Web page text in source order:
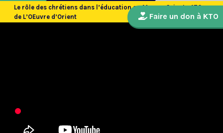
Le rôle des chrétiens dans l’éducation au Moyen-Orient - 170 ans
de L’OEuvre d’Orient
Faire un don à KTO